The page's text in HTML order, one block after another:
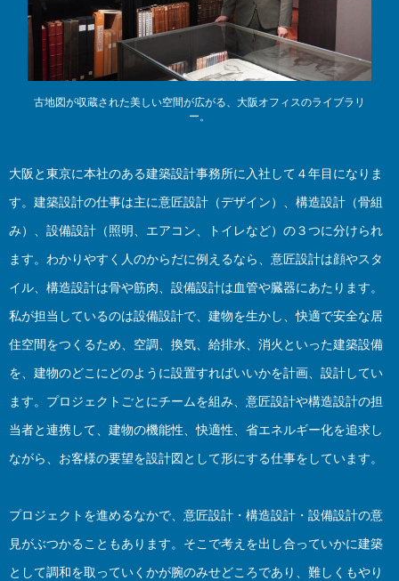
古地図が収蔵された美しい空間が広がる、大阪オフィスのライブラリ
ー。
大阪と東京に本社のある建築設計事務所に入社して４年目になりま
す。建築設計の仕事は主に意匠設計（デザイン）、構造設計（骨組
み）、設備設計（照明、エアコン、トイレなど）の３つに分けられ
ます。わかりやすく人のからだに例えるなら、意匠設計は顔やスタ
イル、構造設計は骨や筋肉、設備設計は血管や臓器にあたります。
私が担当しているのは設備設計で、建物を生かし、快適で安全な居
住空間をつくるため、空調、換気、給排水、消火といった建築設備
を、建物のどこにどのように設置すればいいかを計画、設計してい
ます。プロジェクトごとにチームを組み、意匠設計や構造設計の担
当者と連携して、建物の機能性、快適性、省エネルギー化を追求し
ながら、お客様の要望を設計図として形にする仕事をしています。
プロジェクトを進めるなかで、意匠設計・構造設計・設備設計の意
見がぶつかることもあります。そこで考えを出し合っていかに建築
として調和を取っていくかが腕のみせどころであり、難しくもやり